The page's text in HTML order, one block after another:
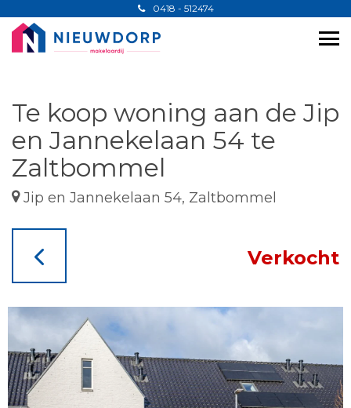
0418 - 512474
Te koop woning aan de Jip
en Jannekelaan 54 te
Zaltbommel
Jip en Jannekelaan 54, Zaltbommel
Verkocht